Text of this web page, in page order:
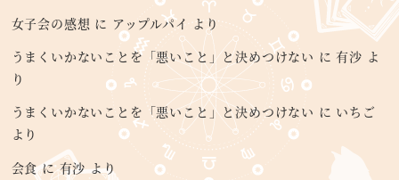
女子会の感想 に アップルパイより
うまくいかないことを「悪いこと」と決めつけない に有沙 よ
り
うまくいかないことを「悪いこと」と決めつけない に いちご
より
会食に有沙より